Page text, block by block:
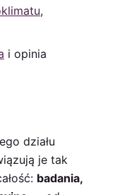
,
i opinia
działu
je tak
badania,